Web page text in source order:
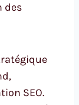
des
SEO.